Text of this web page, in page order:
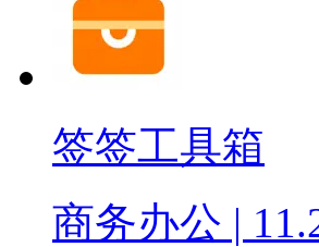
签签工具箱
商务办公 |